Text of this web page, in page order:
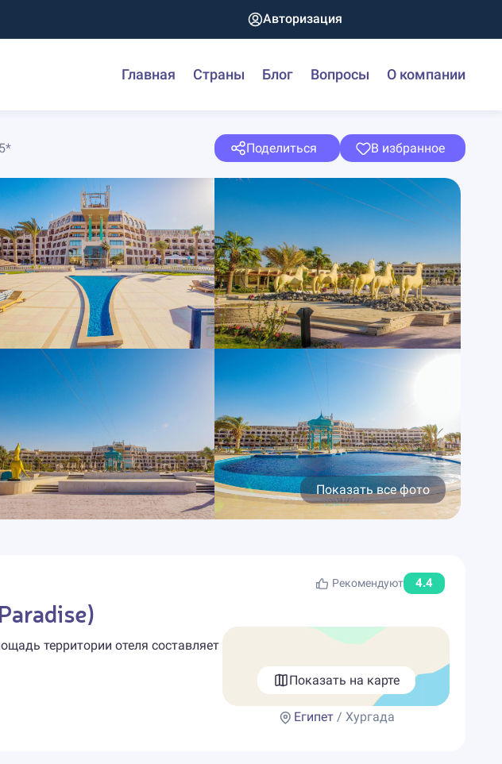
Авторизация
Главная Страны Блог Вопросы О компании
Поделиться В избранное
Показать все фото
Рекомендуют 4.4
территории отеля составляет
Показать на карте
Египет / Хургада